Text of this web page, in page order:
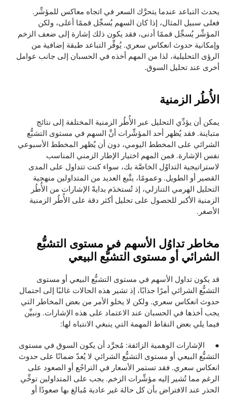
يحدث التباعد عندما يتحرَّك السعر في اتجاه معاكس للمؤشِّر.
فعلى سبيل المثال، إذا كان السهم يُسجِّل قممًا أعلى، ولكن
المؤشِّر يُسجِّل قممًا أدنى، فقد يكون ذلك إشارة إلى ضعف الزخم
وإمكانية حدوث انعكاس سعري. يُوفِّر التباعد طبقة إضافية من
الرؤى التحليلية، لذا من المهم أخذه في الحسبان إلى جانب عوامل
أخرى عند تحليل السوق.
الأُطُر الزمنية
يمكن أن يؤدِّي التحليل عبر الأُطُر الزمنية المختلفة إلى نتائج
متباينة. فقد يُظهر أحد المؤشِّرات أنَّ السهم في مستوى التشبُّع
الشرائي على المخطط اليومي، دون أن يُظهر المخطط الأسبوعي
نفس الإشارة. فمن المهم اختيار الإطار الزمني المناسب
لاستراتيجية التداوُل الخاصَّة بك، سواء كنت تتداول على المدى
القصير أو الطويل. وعمومًا، يتَّبع العديد من المتداولين منهجية
التحليل الهرمي التنازلي، إذ تُستخدَم بدايةً الإشارات من الأُطُر
الزمنية الأكبر للحصول على تحليل أكثر دقة على الأُطُر الزمنية
الأصغر.
مخاطر تداوُل الأسهم في مستوى التشبُّع
الشرائي أو مستوى التشبُّع البيعي
قد يكون تداول الأسهم في مستوى التشبُّع البيعي أو مستوى
التشبُّع الشرائي أمرًا جذابًا، إذ تشير هذه الحالات غالبًا إلى احتمال
حدوث انعكاس سعري. ولكن لا يخلو الأمر من بعض المخاطر التي
يجب أخذها في الحسبان عند الاعتماد على هذه الإشارات. ونبيِّن
فيما يلي بعض النقاط المهمة التي ينبغي الانتباه لها:
● الإشارات الوهمية الزائفة: مُجرَّد أن يكون السوق في مستوى
التشبُّع البيعي أو مستوى التشبُّع الشرائي لا يُعدّ ضمانًا على حدوث
انعكاس سعري. فقد تستمر الأسعار في التراجُع أو الصعود على
الرغم مما تُشير إليه مؤشِّرات الزخم. يجب على المتداولين توخِّي
الحذر عند الافتراض بأن كل حالة غير عادية مُبالغ بها صعودًا أو